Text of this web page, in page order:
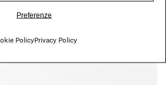
Preferenze
PolicyPrivacy Policy